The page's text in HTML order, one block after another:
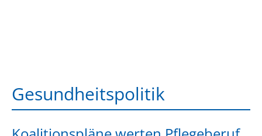
Gesundheitspolitik